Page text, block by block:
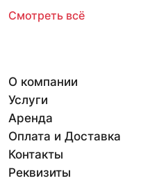
Смотреть всё
О компании
Услуги
Аренда
Оплата и Доставка
Контакты
Реквизиты